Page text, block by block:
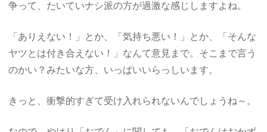
争って、たいていナシ派の方が過激な感じしますよね。
「ありえない！」とか、「気持ち悪い！」とか、「そんな
ヤツとは付き合えない！」なんて意見まで。そこまで言う
のかい？みたいな方、いっぱいいらっしいます。
きっと、衝撃的すぎて受け入れられないんでしょうね～。